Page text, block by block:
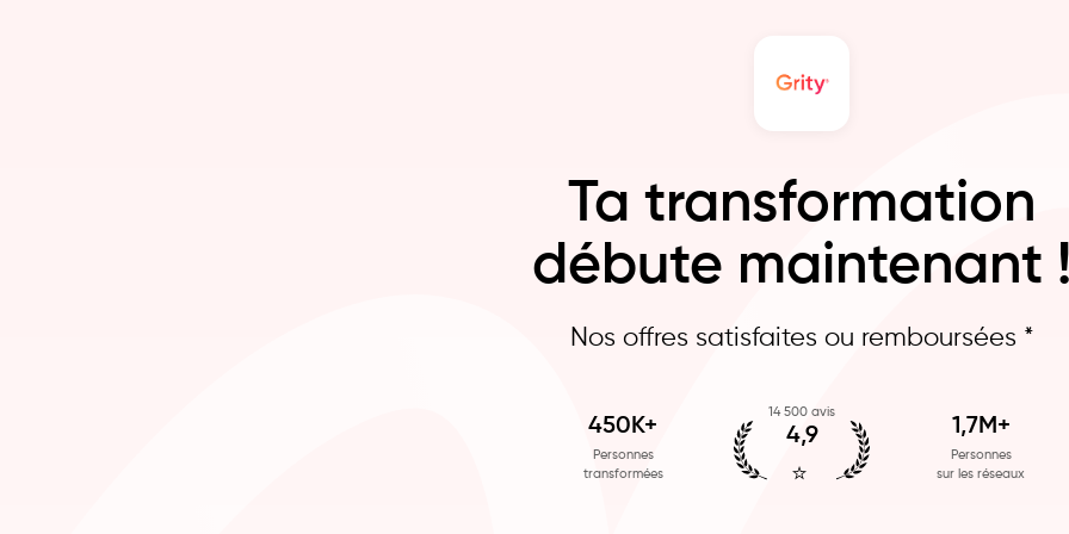
Ta transformation
débute maintenant
Nos offres satisfaites ou remboursées *
450K+
Personnes
transformées
14 500 avis
4,9
⭐
1,7M+
Personnes
sur les réseaux